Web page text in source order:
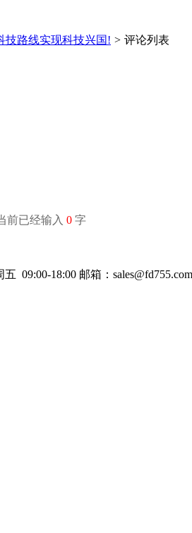
技路线实现科技兴国! > 评论列表
已经输入 0 字
五 09:00-18:00 邮箱：sales@fd755.com